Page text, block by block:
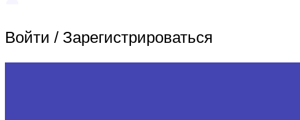
Войти / Зарегистрироваться